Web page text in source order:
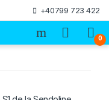
+40799 723 422
0